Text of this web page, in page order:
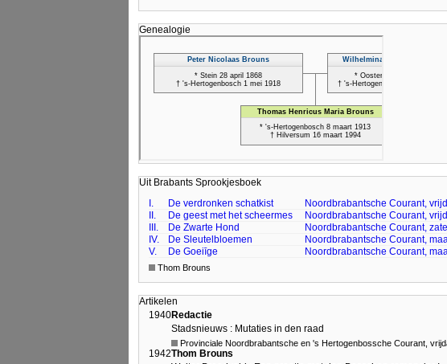
Genealogie
Uit Brabants Sprookjesboek
I.
De verdronken schatkist
Noordbrabantsche Courant,
II.
De geest met het scheermes
Noordbrabantsche Courant,
III.
De Zwarte Hond
Noordbrabantsche Courant,
IV.
De Sleutelbloemen
Noordbrabantsche Courant,
V.
De Goeiīge Noordbrabantsche Courant,
Thom Brouns
Artikelen
1940Redactie
Stadsnieuws : Mutaties in den raad
Provinciale Noordbrabantsche en 's Hertogenbossche Courant,
1942Thom Brouns